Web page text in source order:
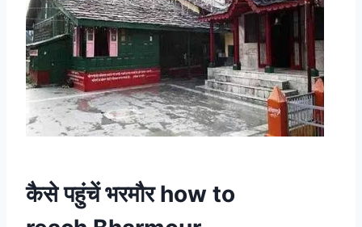
कैसे पहुंचें भरमौर how to